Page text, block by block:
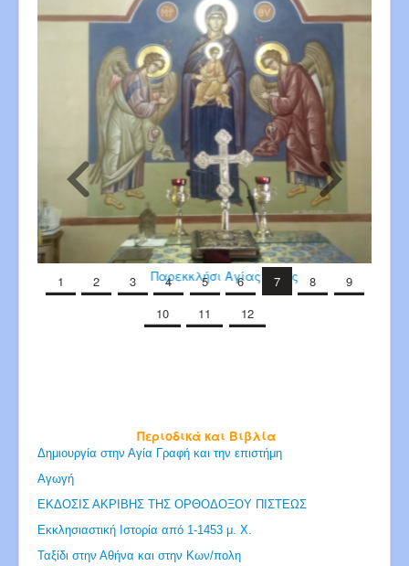
1 2 3 4 5 6 7 8
9
10
11 12
Παρεκκλήσι Αγίας Άννης
Περιοδικά και Βιβλία
Δημιουργία στην Αγία Γραφή και την επιστήμη
Αγωγή
ΕΚΔΟΣΙΣ ΑΚΡΙΒΗΣ ΤΗΣ ΟΡΘΟΔΟΞΟΥ ΠΙΣΤΕΩΣ
Εκκλησιαστική Ιστορία από 1-1453 μ. Χ.
Ταξίδι στην Αθήνα και στην Κων/πολη